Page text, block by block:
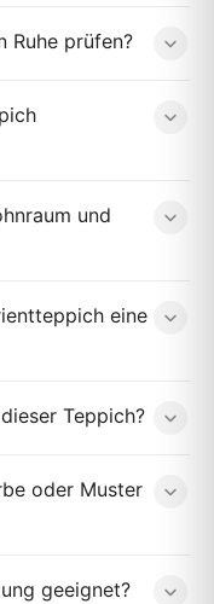
Ruhe prüfen?
und
eine
Teppich?
oder Muster
geeignet?